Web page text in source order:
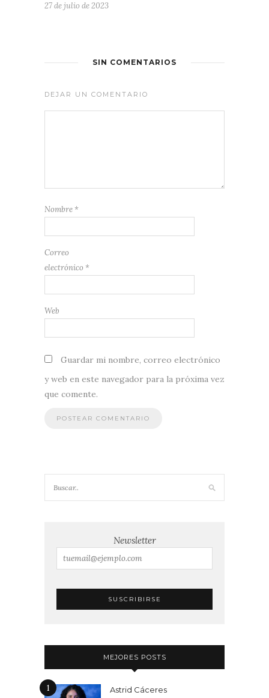
27 de julio de 2023
SIN COMENTARIOS
DEJAR UN COMENTARIO
Nombre *
Correo
electrónico *
Web
Guardar mi nombre, correo electrónico
y web en este navegador para la próxima vez
que comente.
Newsletter
MEJORES POSTS
1 Astrid Cáceres